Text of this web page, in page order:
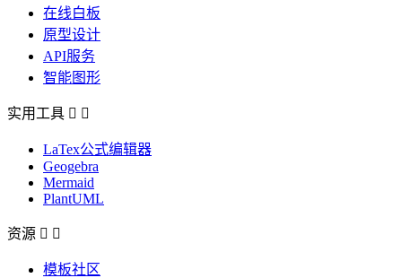
在线白板
原型设计
API服务
智能图形
实用工具  
LaTex公式编辑器
Geogebra
Mermaid
PlantUML
资源  
模板社区